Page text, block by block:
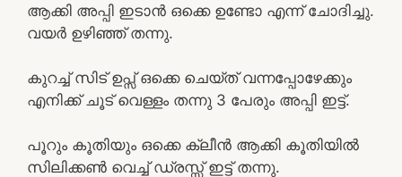
ആക്കി അപ്പി ഇടാൻ ഒക്കെ ഉണ്ടോ എന്ന് ചോദിച്ചു.
വയർ ഉഴിഞ്ഞ് തന്നു.
കുറച്ച് സിട് ഉപ്സ് ഒക്കെ ചെയ്ത് വന്നപ്പോഴേക്കും
എനിക്ക് ചൂട് വെള്ളം തന്നു 3 പേരും അപ്പി ഇട്ട്.
പൂറും കൂതിയും ഒക്കെ ക്ലീൻ ആക്കി കൂതിയിൽ
സിലിക്കൺ വെച്ച് ഡ്രസ്സ് ഇട്ട് തന്നു.